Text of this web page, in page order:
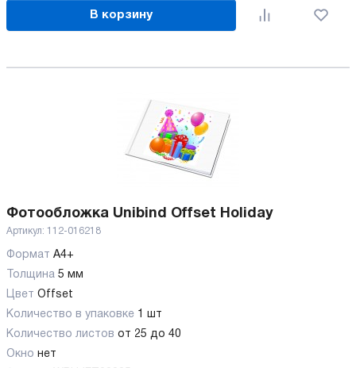
В корзину
Фотообложка Unibind Offset Holiday
Артикул: 112-016218
Формат А4+
Толщина 5 мм
Цвет Offset
Количество в упаковке 1 шт
Количество листов от 25 до 40
Окно нет